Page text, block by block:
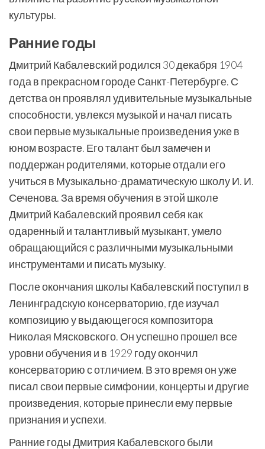
культуры.
Ранние годы
Дмитрий Кабалевский родился 30 декабря 1904
года в прекрасном городе Санкт-Петербурге. С
детства он проявлял удивительные музыкальные
способности, увлекся музыкой и начал писать
свои первые музыкальные произведения уже в
юном возрасте. Его талант был замечен и
поддержан родителями, которые отдали его
учиться в Музыкально-драматическую школу И. И.
Сеченова. За время обучения в этой школе
Дмитрий Кабалевский проявил себя как
одаренный и талантливый музыкант, умело
обращающийся с различными музыкальными
инструментами и писать музыку.
После окончания школы Кабалевский поступил в
Ленинградскую консерваторию, где изучал
композицию у выдающегося композитора
Николая Мясковского. Он успешно прошел все
уровни обучения и в 1929 году окончил
консерваторию с отличием. В это время он уже
писал свои первые симфонии, концерты и другие
произведения, которые принесли ему первые
признания и успехи.
Ранние годы Дмитрия Кабалевского были